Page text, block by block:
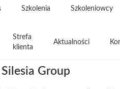
Szkolenia Szkoleniowcy
Strefa
klienta
Aktualności
Group